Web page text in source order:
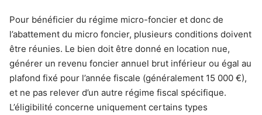
Pour bénéficier du régime micro-foncier et donc de
l’abattement du micro foncier, plusieurs conditions doivent
être réunies. Le bien doit être donné en location nue,
générer un revenu foncier annuel brut inférieur ou égal au
plafond fixé pour l’année fiscale (généralement 15 000 €),
et ne pas relever d’un autre régime fiscal spécifique.
L’éligibilité concerne uniquement certains types